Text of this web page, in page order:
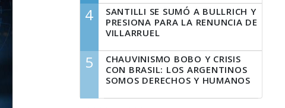
4
SANTILLI SE SUMÓ A BULLRICH Y
PRESIONA PARA LA RENUNCIA DE
VILLARRUEL
5
CHAUVINISMO BOBO Y CRISIS
CON BRASIL: LOS ARGENTINOS
SOMOS DERECHOS Y HUMANOS